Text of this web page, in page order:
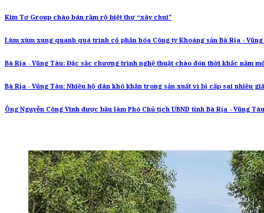
Kim Tơ Group chào bán rầm rộ biệt thự “xây chui"
Lùm xùm xung quanh quá trình cổ phần hóa Công ty Khoáng sản Bà Rịa -
Bà Rịa - Vũng Tàu: Đặc sắc chương trình nghệ thuật chào đón thời khắc năm
Bà Rịa - Vũng Tàu: Nhiều hộ dân khó khăn trong sản xuất vì bị cấp sai nhiều
Ông Nguyễn Công Vinh được bầu làm Phó Chủ tịch UBND tỉnh Bà Rịa - Vũng Tàu